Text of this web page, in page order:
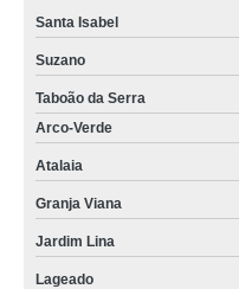
Santa Isabel
Suzano
Taboão da Serra
Arco-Verde
Atalaia
Granja Viana
Jardim Lina
Lageado